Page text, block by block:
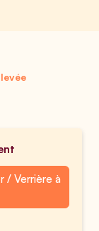
/ Verrière à